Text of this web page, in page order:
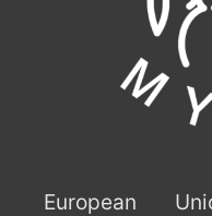
European